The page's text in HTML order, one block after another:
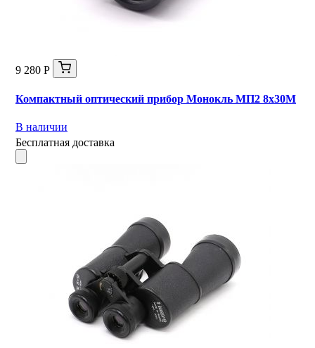
9 280 Р
Компактный оптический прибор Монокль МП2 8х30М
В наличии
Бесплатная доставка